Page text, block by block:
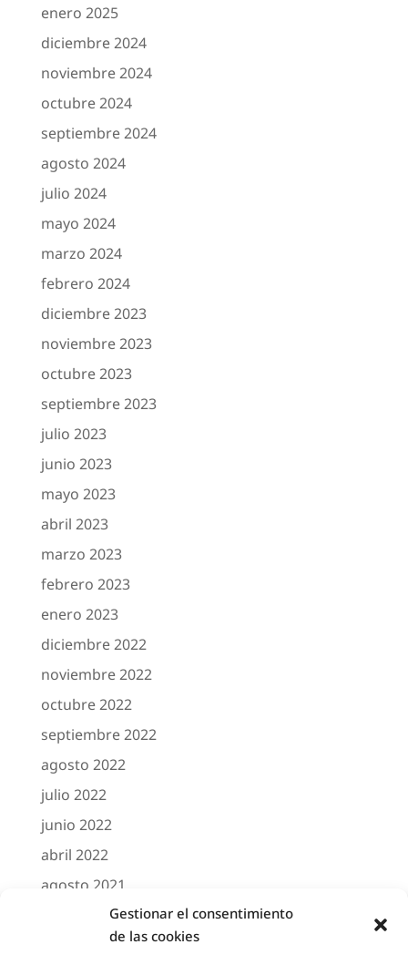
Gestionar el consentimiento
de las cookies
enero 2025
diciembre 2024
noviembre 2024
octubre 2024
septiembre 2024
agosto 2024
julio 2024
mayo 2024
marzo 2024
febrero 2024
diciembre 2023
noviembre 2023
octubre 2023
septiembre 2023
julio 2023
junio 2023
mayo 2023
abril 2023
marzo 2023
febrero 2023
enero 2023
diciembre 2022
noviembre 2022
octubre 2022
septiembre 2022
agosto 2022
julio 2022
junio 2022
abril 2022
agosto 2021
marzo 2021
febrero 2021